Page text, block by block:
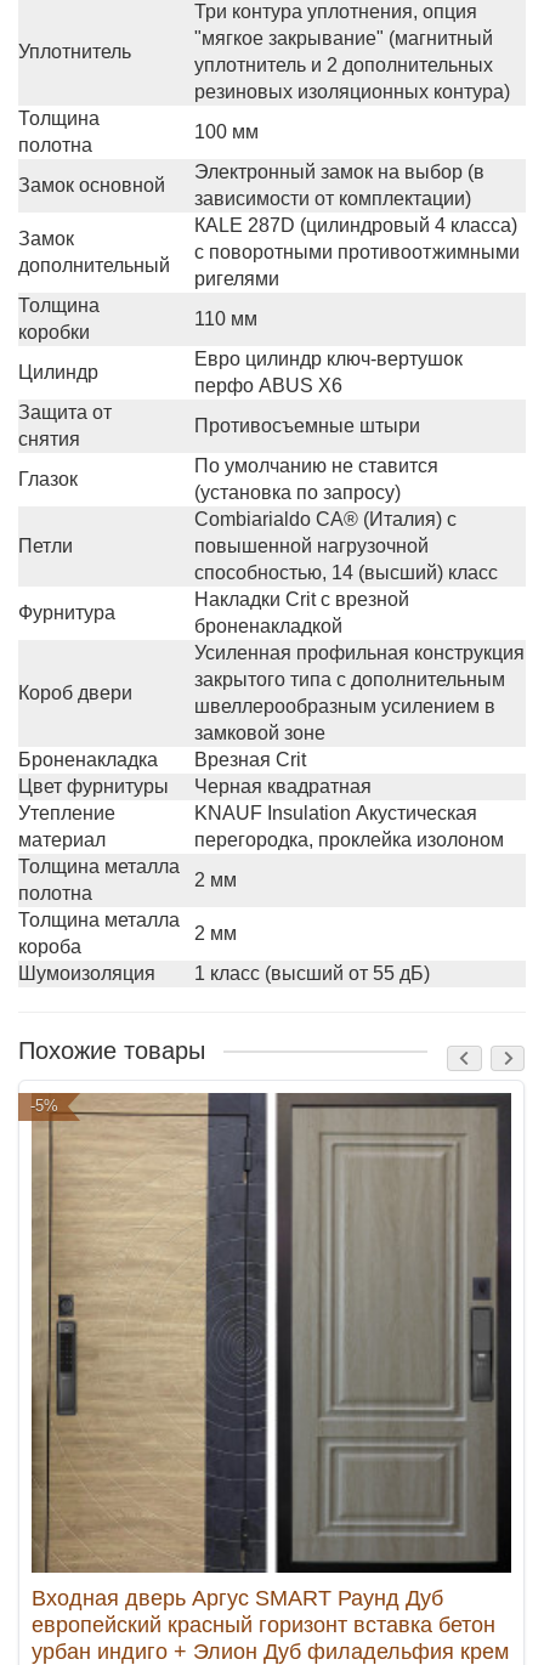
Уплотнитель
Три контура уплотнения, опция
"мягкое закрывание" (магнитный
уплотнитель и 2 дополнительных
резиновых изоляционных контура)
Толщина
полотна
100 мм
Замок основной
Электронный замок на выбор (в
зависимости от комплектации)
Замок
дополнительный
КALE 287D (цилиндровый 4 класса)
с поворотными противоотжимными
ригелями
Толщина
коробки
110 мм
Цилиндр
Евро цилиндр ключ-вертушок
перфо ABUS X6
Защита от
снятия
Противосъемные штыри
Глазок
По умолчанию не ставится
(установка по запросу)
Петли
Сombiarialdo СА® (Италия) с
повышенной нагрузочной
способностью, 14 (высший) класс
Фурнитура
Накладки Crit с врезной
броненакладкой
Короб двери
Усиленная профильная конструкция
закрытого типа c дополнительным
швеллерообразным усилением в
замковой зоне
Броненакладка
Врезная Crit
Цвет фурнитуры
Черная квадратная
Утепление
материал
KNAUF Insulation Акустическая
перегородка, проклейка изолоном
Толщина металла
полотна
2 мм
Толщина металла
короба
2 мм
Шумоизоляция
1 класс (высший от 55 дБ)
Похожие товары
-5%
Входная дверь Аргус SMART Раунд Дуб
европейский красный горизонт вставка бетон
урбан индиго + Элион Дуб филадельфия крем